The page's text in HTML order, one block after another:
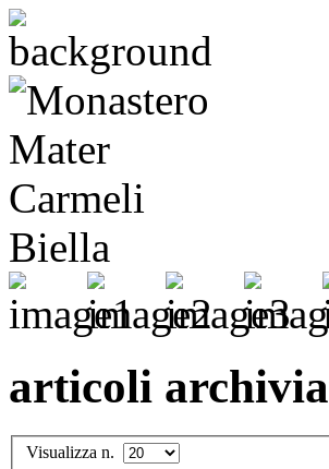
articoli
Visualizza n.